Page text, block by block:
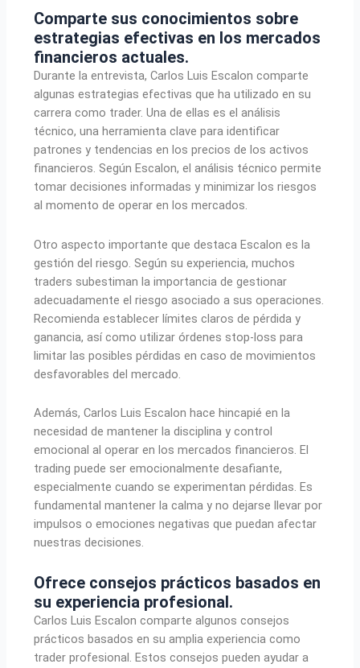
Comparte sus conocimientos sobre
estrategias efectivas en los mercados
financieros actuales.
Durante la entrevista, Carlos Luis Escalon comparte
algunas estrategias efectivas que ha utilizado en su
carrera como trader. Una de ellas es el análisis
técnico, una herramienta clave para identificar
patrones y tendencias en los precios de los activos
financieros. Según Escalon, el análisis técnico permite
tomar decisiones informadas y minimizar los riesgos
al momento de operar en los mercados.
Otro aspecto importante que destaca Escalon es la
gestión del riesgo. Según su experiencia, muchos
traders subestiman la importancia de gestionar
adecuadamente el riesgo asociado a sus operaciones.
Recomienda establecer límites claros de pérdida y
ganancia, así como utilizar órdenes stop-loss para
limitar las posibles pérdidas en caso de movimientos
desfavorables del mercado.
Además, Carlos Luis Escalon hace hincapié en la
necesidad de mantener la disciplina y control
emocional al operar en los mercados financieros. El
trading puede ser emocionalmente desafiante,
especialmente cuando se experimentan pérdidas. Es
fundamental mantener la calma y no dejarse llevar por
impulsos o emociones negativas que puedan afectar
nuestras decisiones.
Ofrece consejos prácticos basados en
su experiencia profesional.
Carlos Luis Escalon comparte algunos consejos
prácticos basados en su amplia experiencia como
trader profesional. Estos consejos pueden ayudar a